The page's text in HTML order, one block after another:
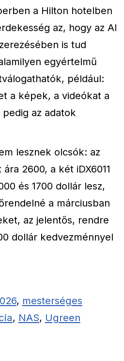
a Hilton hotelben
az, hogy az AI
is tud
egyértelmű
például:
a képek, a videókat a
az adatok
lesznek olcsók: az
ára 2600, a két iDX6011
és 1700 dollár lesz,
a márciusban
az jelentős, rendre
dollár kedvezménnyel
, mesterséges
, NAS, Ugreen